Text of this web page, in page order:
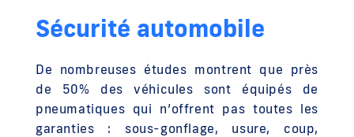
Sécurité automobile
De nombreuses études montrent que près
de 50% des véhicules sont équipés de
pneumatiques qui n’offrent pas toutes les
garanties : sous-gonflage, usure, coup,